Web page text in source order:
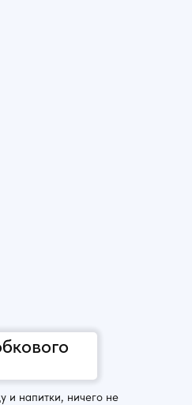
и напитки, ничего не